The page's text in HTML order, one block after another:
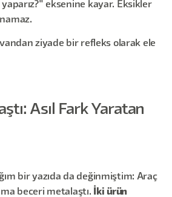
eksenine kayar. Eksikler
ziyade bir refleks olarak ele
Asıl Fark Yaratan
bir yazıda da değinmiştim: Araç
beceri metalaştı.
İki ürün